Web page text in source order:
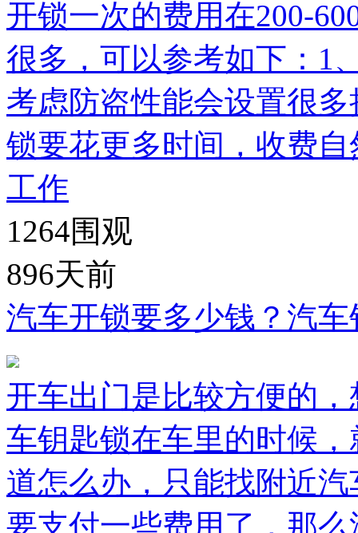
开锁一次的费用在200-
很多，可以参考如下：1
考虑防盗性能会设置很
锁要花更多时间，收费
工作
1264围观
896天前
汽车开锁要多少钱？汽
开车出门是比较方便的
车钥匙锁在车里的时候
道怎么办，只能找附近
要支付一些费用了，那